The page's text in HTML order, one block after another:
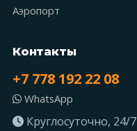
Аэропорт
Контакты
+7 778 192 22 08
WhatsApp
Круглосуточно, 24/7